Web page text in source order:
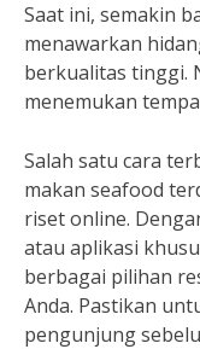
Saat ini, semakin
menawarkan
berkualitas tinggi.
menemukan
Salah satu cara
makan seafood
riset online.
atau aplikasi
berbagai pilihan
Anda. Pastikan
pengunjung